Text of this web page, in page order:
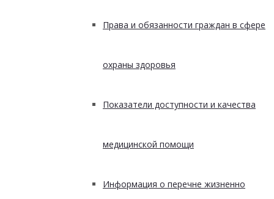
Права и обязанности граждан в сфере
охраны здоровья
Показатели доступности и качества
медицинской помощи
Информация о перечне жизненно